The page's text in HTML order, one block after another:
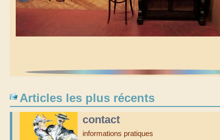
Articles les plus récents
contact
informations pratiques